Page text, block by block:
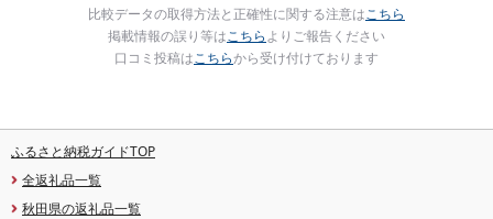
比較データの取得方法と正確性に関する注意はこちら
掲載情報の誤り等はこちらよりご報告ください
口コミ投稿はこちらから受け付けております
ふるさと納税ガイドTOP
全返礼品一覧
秋田県の返礼品一覧